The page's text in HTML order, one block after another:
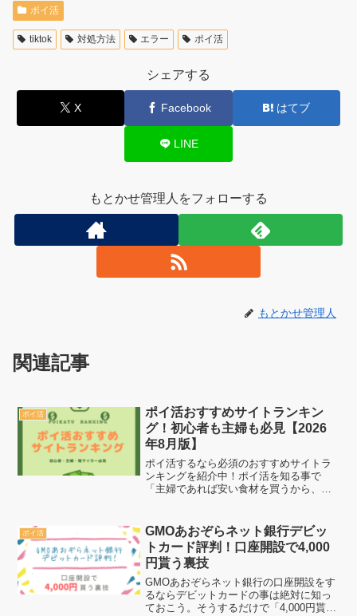
ポイ活
tiktok 対処方法 エラー ポイ活
シェアする
X Facebook はてブ
LINE
もとかせ管理人をフォローする
もとかせ管理人
関連記事
ポイ活
ポイ活おすすめサイトランキン
グ！初心者も主婦も必見【2026
年8月版】
ポイ活するなら必須のおすすめサイトラ
ンキングを紹介中！ポイ活を知る事で
「主婦であれば安い食材を買うから、ポ
指す事が出来ます。そして、家族で旅行
に行くという人であれば陸マ...
ポイ活
GMOあおぞらネット銀行デビッ
トカード評判！口座開設で4,000
円貰う裏技
GMOあおぞらネット銀行の口座開設をす
るならデビットカードの事は絶対に知っ
ておこう。そうするだけで「4,000円貰っ